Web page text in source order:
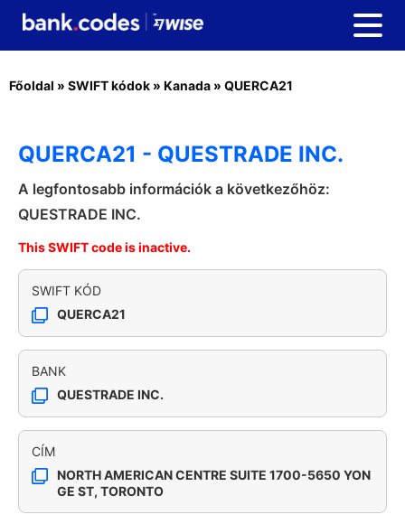
Főoldal » SWIFT kódok » Kanada » QUERCA21
QUERCA21 - QUESTRADE INC.
A legfontosabb információk a következőhöz:
QUESTRADE INC.
This SWIFT code is inactive.
SWIFT KÓD
QUERCA21
BANK
QUESTRADE INC.
CÍM
NORTH AMERICAN CENTRE SUITE 1700-5650 YON
GE ST, TORONTO